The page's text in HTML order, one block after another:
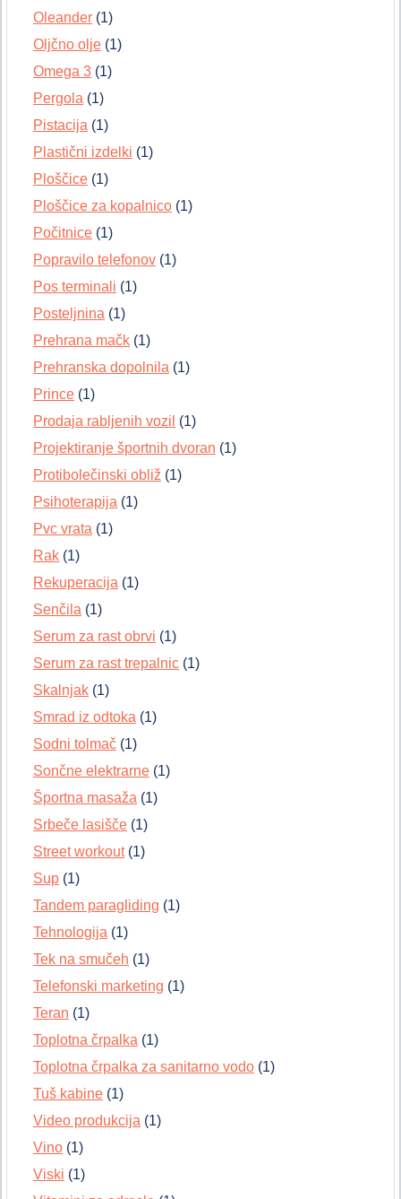
Oleander (1)
Oljčno olje (1)
Omega 3 (1)
Pergola (1)
Pistacija (1)
Plastični izdelki (1)
Ploščice (1)
Ploščice za kopalnico (1)
Počitnice (1)
Popravilo telefonov (1)
Pos terminali (1)
Posteljnina (1)
Prehrana mačk (1)
Prehranska dopolnila (1)
Prince (1)
Prodaja rabljenih vozil (1)
Projektiranje športnih dvoran (1)
Protibolečinski obliž (1)
Psihoterapija (1)
Pvc vrata (1)
Rak (1)
Rekuperacija (1)
Senčila (1)
Serum za rast obrvi (1)
Serum za rast trepalnic (1)
Skalnjak (1)
Smrad iz odtoka (1)
Sodni tolmač (1)
Sončne elektrarne (1)
Športna masaža (1)
Srbeče lasišče (1)
Street workout(1)
Sup (1)
Tandem paragliding (1)
Tehnologija (1)
Tek na smučeh (1)
Telefonski marketing (1)
Teran (1)
Toplotna črpalka (1)
Toplotna črpalka za sanitarno vodo (1)
Tuš kabine (1)
Video produkcija (1)
Vino (1)
Viski (1)